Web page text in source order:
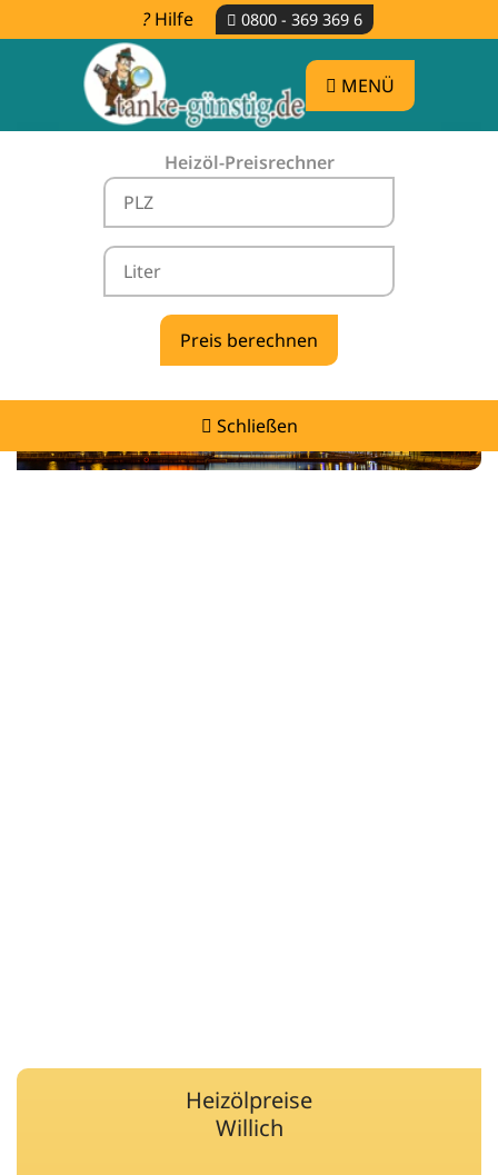
Hilfe 0800 - 369 369 6
MENÜ
Heizöl-Preisrechner
Schließen
Heizölpreise Willich -
vergleichen & günstig tanken
Heizölpreise
Willich